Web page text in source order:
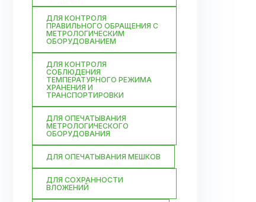
ДЛЯ КОНТРОЛЯ
ПРАВИЛЬНОГО ОБРАЩЕНИЯ С
МЕТРОЛОГИЧЕСКИМ
ОБОРУДОВАНИЕМ
ДЛЯ КОНТРОЛЯ
СОБЛЮДЕНИЯ
ТЕМПЕРАТУРНОГО РЕЖИМА
ХРАНЕНИЯ И
ТРАНСПОРТИРОВКИ
ДЛЯ ОПЕЧАТЫВАНИЯ
МЕТРОЛОГИЧЕСКОГО
ОБОРУДОВАНИЯ
ДЛЯ ОПЕЧАТЫВАНИЯ МЕШКОВ
ДЛЯ СОХРАННОСТИ
ВЛОЖЕНИЙ